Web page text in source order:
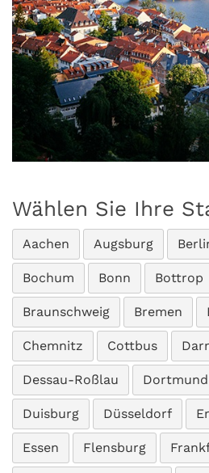
Wählen Sie Ihre
Aachen Augsburg
Bochum Bonn Bottrop
Braunschweig Bremen
Chemnitz Cottbus
Dessau-Roßlau Dortmund
Duisburg Düsseldorf
Essen Flensburg